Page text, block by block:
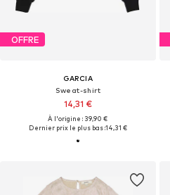
OFFRE
GARCIA
Sweat-shirt
14,31 €
À l'origine : 39,90 €
Dernier prix le plus bas :14,31 €